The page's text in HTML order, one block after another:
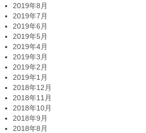
2019年8月
2019年7月
2019年6月
2019年5月
2019年4月
2019年3月
2019年2月
2019年1月
2018年12月
2018年11月
2018年10月
2018年9月
2018年8月